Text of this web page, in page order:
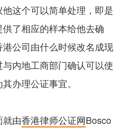
这个可以简单处理，即是
了相应的样本给他去确
公司由什么时候改名成现
内地工商部门确认可以使
办理公证事宜。
就由香港律师公证网Bosco